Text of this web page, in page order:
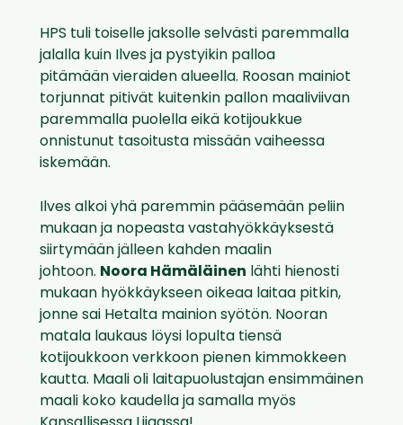
HPS tuli toiselle jaksolle selvästi paremmalla
jalalla kuin Ilves ja pystyikin palloa
pitämään vieraiden alueella. Roosan mainiot
torjunnat pitivät kuitenkin pallon maaliviivan
paremmalla puolella eikä kotijoukkue
onnistunut tasoitusta missään vaiheessa
iskemään.
Ilves alkoi yhä paremmin pääsemään peliin
mukaan ja nopeasta vastahyökkäyksestä
siirtymään jälleen kahden maalin
johtoon. Noora Hämäläinen lähti hienosti
mukaan hyökkäykseen oikeaa laitaa pitkin,
jonne sai Hetalta mainion syötön. Nooran
matala laukaus löysi lopulta tiensä
kotijoukkoon verkkoon pienen kimmokkeen
kautta. Maali oli laitapuolustajan ensimmäinen
maali koko kaudella ja samalla myös